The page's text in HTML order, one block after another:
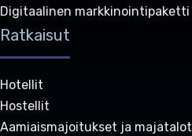
Digitaalinen markkinointipaketti
Ratkaisut
Hotellit
Hostellit
Aamiaismajoitukset ja majatalot